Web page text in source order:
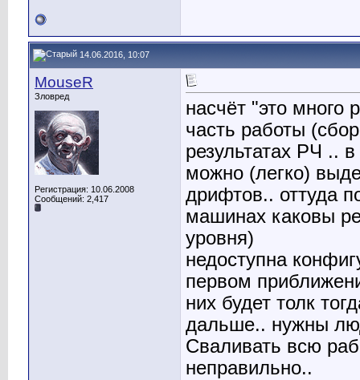
14.06.2016, 10:07
MouseR
Зловред
Регистрация: 10.06.2008
Сообщений: 2,417
насчёт "это много
часть работы
результатах РЧ ..
можно (легко)
дрифтов.. оттуда
машинах каковы
уровня)
недоступна
первом
них будет толк
дальше.. нужны
Сваливать всю
неправильно..